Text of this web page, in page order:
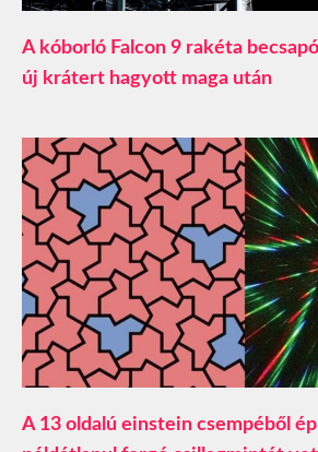
A kóborló Falcon 9 rakéta
új krátert hagyott maga után
A 13 oldalú einstein csempéből